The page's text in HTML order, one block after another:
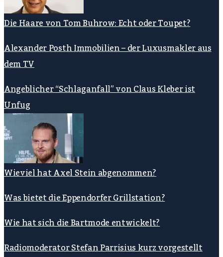
Die Haare von Tom Buhrow: Echt oder Toupet?
Alexander Posth Immobilien – der Luxusmakler aus
dem TV
Angeblicher “Schlaganfall” von Claus Kleber ist
Unfug
Wieviel hat Axel Stein abgenommen?
Was bietet die Eppendorfer Grillstation?
Wie hat sich die Bartmode entwickelt?
Radiomoderator Stefan Parrisius kurz vorgestellt